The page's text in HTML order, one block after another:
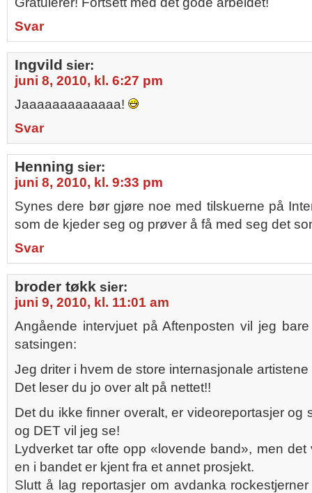
Svar
Ingvild sier:
juni 8, 2010, kl. 6:27 pm
Jaaaaaaaaaaaaa!
Svar
Henning sier:
juni 8, 2010, kl. 9:33 pm
Synes dere bør gjøre noe med tilskuerne på
som de kjeder seg og prøver å få med seg det
Svar
broder tøkk sier:
juni 9, 2010, kl. 11:01 am
Angående intervjuet på Aftenposten vil jeg
satsingen:
Jeg driter i hvem de store internasjonale artistene
Det leser du jo over alt på nettet!!
Det du ikke finner overalt, er videoreportasjer og
og DET vil jeg se!
Lydverket tar ofte opp «lovende band», men
en i bandet er kjent fra et annet prosjekt.
Slutt å lag reportasjer om avdanka